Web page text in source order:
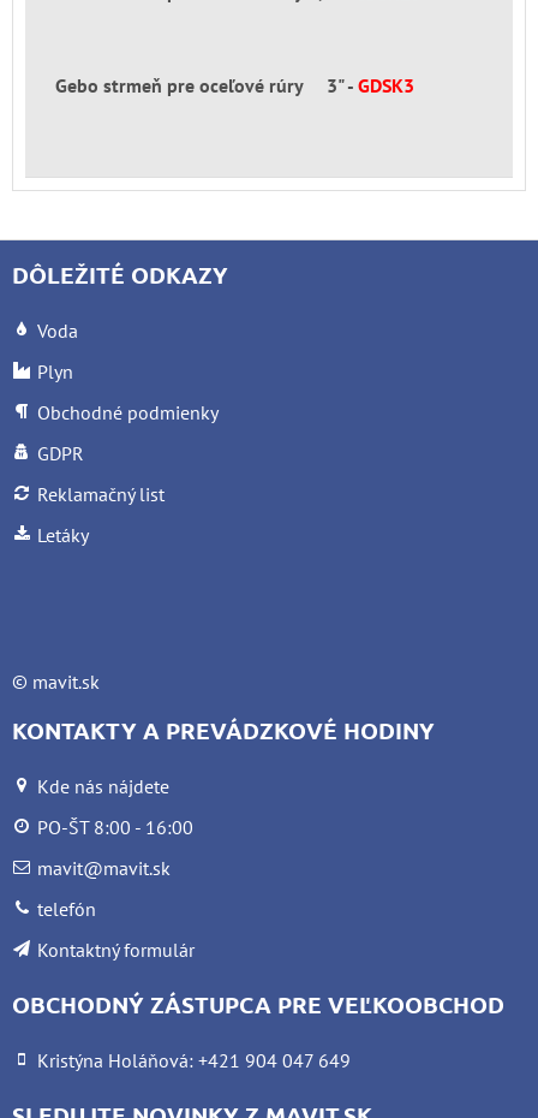
Gebo strmeň pre oceľové rúry 3" - GDSK3
DÔLEŽITÉ ODKAZY
Voda
Plyn
Obchodné podmienky
GDPR
Reklamačný list
Letáky
© mavit.sk
KONTAKTY A PREVÁDZKOVÉ HODINY
Kde nás nájdete
PO-ŠT 8:00 - 16:00
mavit@mavit.sk
telefón
Kontaktný formulár
OBCHODNÝ ZÁSTUPCA PRE VEĽKOOBCHOD
Kristýna Holáňová: +421 904 047 649